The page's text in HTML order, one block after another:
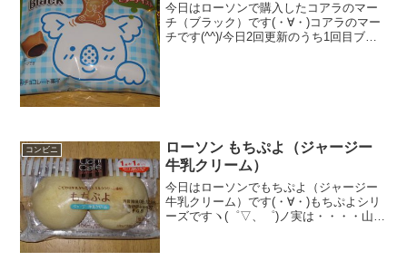
今日はローソンで購入したコアラのマー
チ（ブラック）です(・∀・)コアラのマー
チです(^^)/今日2回更新のうち1回目ブラ
コンビニ
ローソン もちぷよ（ジャージー
牛乳クリーム）
今日はローソンでもちぷよ（ジャージー
牛乳クリーム）です(・∀・)もちぷよシリ
ーズですヽ(゜▽、゜)ノ実は・・・・山